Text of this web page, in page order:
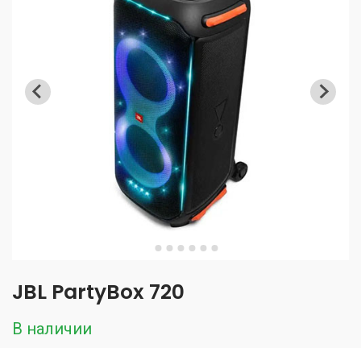
JBL PartyBox 720
В наличии